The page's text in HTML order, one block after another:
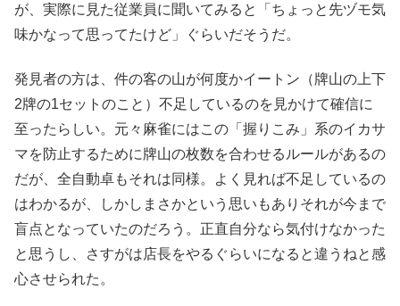
が、実際に見た従業員に聞いてみると「ちょっと先ヅモ気
味かなって思ってたけど」ぐらいだそうだ。
発見者の方は、件の客の山が何度かイートン（牌山の上下
2牌の1セットのこと） 不足しているのを見かけて確信に
至ったらしい。元々麻雀にはこの「握りこみ」系のイカサ
マを防止するために牌山の枚数を合わせるルールがあるの
だが、全自動卓もそれは同様。よく見れば不足しているの
はわかるが、しかしまさかという思いもありそれが今まで
盲点となっていたのだろう。正直自分なら気付けなかった
と思うし、さすがは店長をやるぐらいになると違うねと感
心させられた。